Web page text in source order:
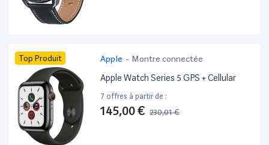
Top Produit Apple - Montre connectée
Apple Watch Series 5 GPS + Cellular
7 offres à partir de :
145,00 € 230,01 €